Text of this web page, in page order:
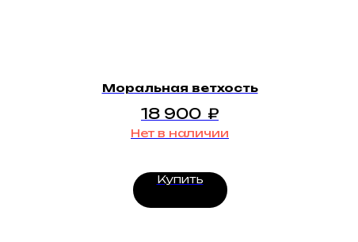
Моральная ветхость
18 900 ₽
Нет в наличии
Купить